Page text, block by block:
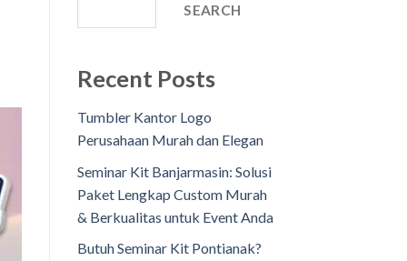
SEARCH
Recent Posts
Tumbler Kantor Logo
Perusahaan Murah dan Elegan
Seminar Kit Banjarmasin: Solusi
Paket Lengkap Custom Murah
& Berkualitas untuk Event Anda
Butuh Seminar Kit Pontianak?